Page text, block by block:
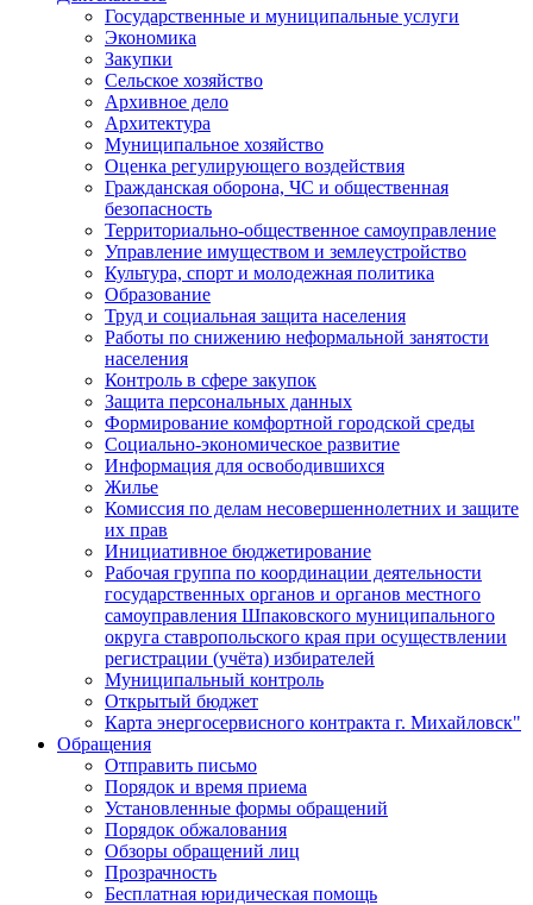
Государственные и муниципальные услуги
Экономика
Закупки
Сельское хозяйство
Архивное дело
Архитектура
Муниципальное хозяйство
Оценка регулирующего воздействия
Гражданская оборона, ЧС и общественная
безопасность
Территориально-общественное самоуправление
Управление имуществом и землеустройство
Культура, спорт и молодежная политика
Образование
Труд и социальная защита населения
Работы по снижению неформальной занятости
населения
Контроль в сфере закупок
Защита персональных данных
Формирование комфортной городской среды
Социально-экономическое развитие
Информация для освободившихся
Жилье
Комиссия по делам несовершеннолетних и защите
их прав
Инициативное бюджетирование
Рабочая группа по координации деятельности
государственных органов и органов местного
самоуправления Шпаковского муниципального
округа ставропольского края при осуществлении
регистрации (учёта) избирателей
Муниципальный контроль
Открытый бюджет
Карта энергосервисного контракта г. Михайловск"
Обращения
Отправить письмо
Порядок и время приема
Установленные формы обращений
Порядок обжалования
Обзоры обращений лиц
Прозрачность
Бесплатная юридическая помощь